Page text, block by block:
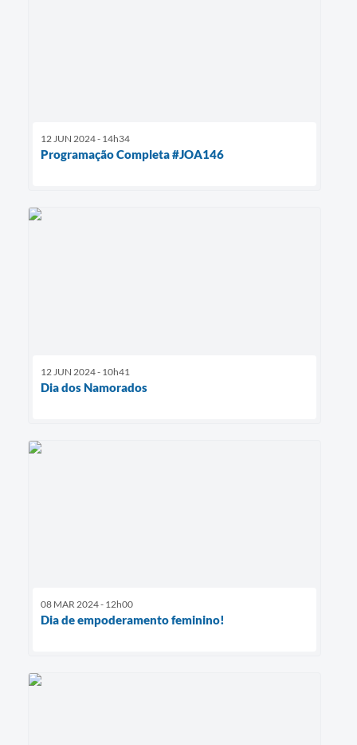
12 JUN 2024 - 14h34
Programação Completa #JOA146
12 JUN 2024 - 10h41
Dia dos Namorados
08 MAR 2024 - 12h00
Dia de empoderamento feminino!